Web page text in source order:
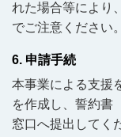
れた場合等により
でご注意ください。
6. 申請手続
本事業による支援
を作成し、誓約書
窓口へ提出してく